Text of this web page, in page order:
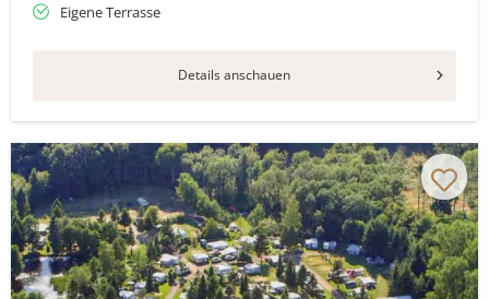
Eigene Terrasse
Details anschauen